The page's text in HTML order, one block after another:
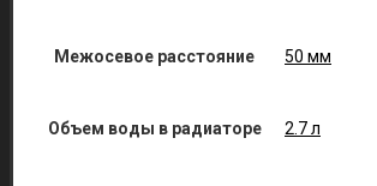
Межосевое расстояние 50 мм
Объем воды в радиаторе 2.7 л